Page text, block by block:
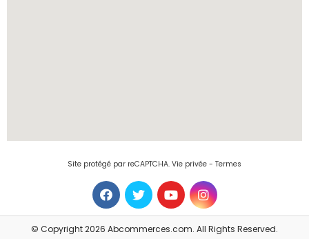
Site protégé par reCAPTCHA. Vie privée - Termes
© Copyright 2026 Abcommerces.com. All Rights Reserved.